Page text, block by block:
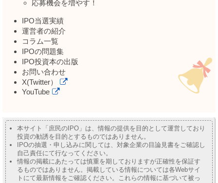
応募機会を増やす！
IPO当選実績
運営者の紹介
コラム一覧
IPOの問題集
IPO投資本の出版
お問い合わせ
X(Twitter）
YouTube
本サイト「庶民のIPO」は、情報の提供を目的として運営しており
投資の勧誘を目的とするものではありません。
IPOの抽選・申し込みに関しては、対象企業の目論見書をご確認し
自己責任にて行なってください。
情報の掲載にあたっては慎重を期しておりますが正確性を保証す
るものではありません。掲載している情報については各Webサイ
トにて最新情報をご確認ください。これらの情報に基づいて被っ